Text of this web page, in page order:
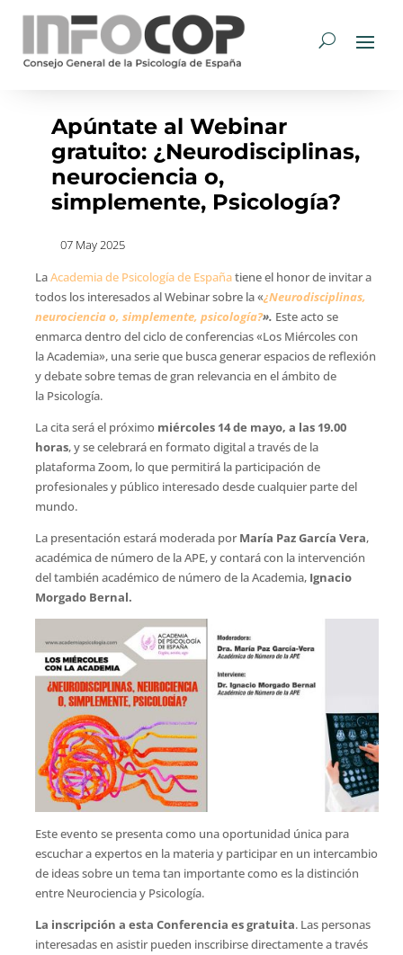
Apúntate al Webinar
gratuito: ¿Neurodisciplinas,
neurociencia o,
simplemente, Psicología?
07 May 2025
LaAcademia de Psicología de Españatiene el honor de invitar a
todos los interesados al Webinar sobre la «¿Neurodisciplinas,
neurociencia o, simplemente, psicología?». Este acto se
enmarca dentro del ciclo de conferencias «Los Miércoles con
la Academia», una serie que busca generar espacios de reflexión
y debate sobre temas de gran relevancia en el ámbito de
la Psicología.
La cita será el próximo miércoles 14 de mayo, a las 19.00
horas, y se celebrará en formato digital a través de la
plataforma Zoom, lo que permitirá la participación de
profesionales y público interesado desde cualquier parte del
mundo.
La presentación estará moderada porMaría Paz García Vera,
académica de número de la APE, y contará con la intervención
del también académico de número de la Academia, Ignacio
Morgado Bernal.
Este evento se presenta como una oportunidad única para
escuchar a expertos en la materia y participar en un intercambio
de ideas sobre un tema tan importante como es la distinción
entre Neurociencia y Psicología.
La inscripción a esta Conferencia es gratuita. Las personas
interesadas en asistir pueden inscribirse directamente a través